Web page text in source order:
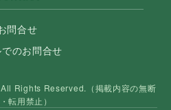
問合せ
のお問合せ
Rights Reserved.（掲載内容の無断
転用禁止）